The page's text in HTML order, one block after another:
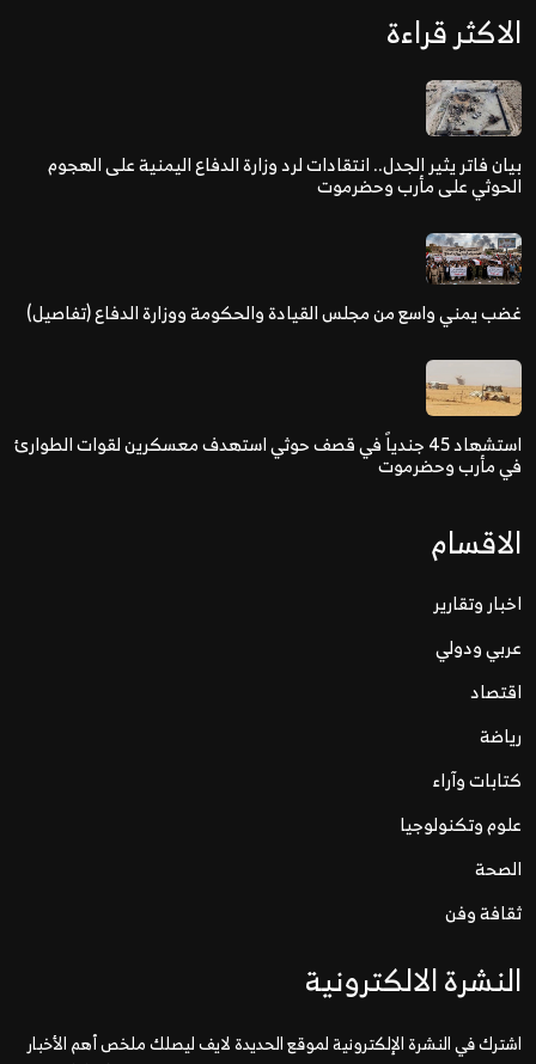
الاكثر قراءة
بيان فاتر يثير الجدل.. انتقادات لرد وزارة الدفاع اليمنية على الهجوم
الحوثي على مأرب وحضرموت
غضب يمني واسع من مجلس القيادة والحكومة ووزارة الدفاع (تفاصيل)
استشهاد 45 جندياً في قصف حوثي استهدف معسكرين لقوات الطوارئ
في مأرب وحضرموت
الاقسام
اخبار وتقارير
عربي ودولي
اقتصاد
رياضة
كتابات وآراء
علوم وتكنولوجيا
الصحة
ثقافة وفن
النشرة الالكترونية
اشترك في النشرة الإلكترونية لموقع الحديدة لايف ليصلك ملخص أهم الأخبار